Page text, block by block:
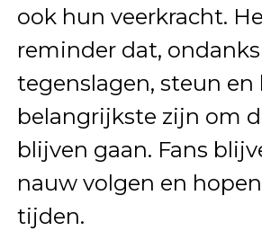
ook hun veerkracht.
reminder dat, ondanks
tegenslagen, steun en
belangrijkste zijn om
blijven gaan. Fans
nauw volgen en
tijden.